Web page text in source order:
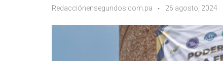
Redacciónensegundos.com.pa 26 agosto, 2024